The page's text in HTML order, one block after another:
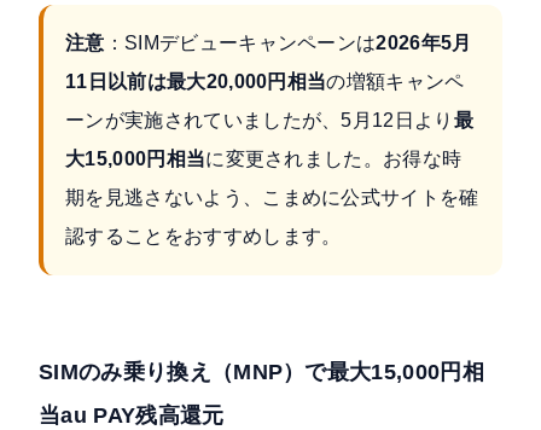
注意 ：SIMデビューキャンペーンは2026年5月
11日以前は最大20,000円相当の増額キャンペ
ーンが実施されていましたが、5月12日より 最
大15,000円相当に変更されました。お得な時
期を見逃さないよう、こまめに公式サイトを確
認することをおすすめします。
SIMのみ乗り換え（MNP）で最大15,000円相
当au PAY残高還元